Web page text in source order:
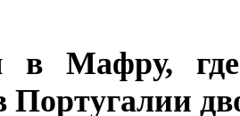
в Мафру,